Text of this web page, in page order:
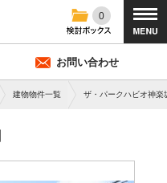
0
お問い合わせ
建物物件一覧 ザ・パークハビオ神楽